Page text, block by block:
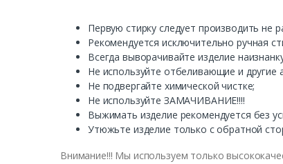
Первую стирку следует производить не
Рекомендуется исключительно ручная
Всегда выворачивайте изделие
Не используйте отбеливающие и другие
Не подвергайте химической чистке;
Не используйте ЗАМАЧИВАНИЕ!!!!
Выжимать изделие рекомендуется без
Утюжьте изделие только собратной
Внимание!!! Мы используем только в